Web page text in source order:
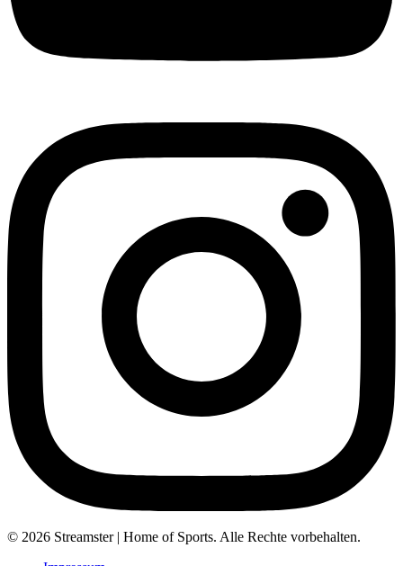
© 2026 Streamster | Home of Sports. Alle Rechte vorbehalten.